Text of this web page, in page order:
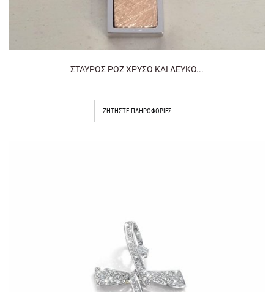
ΣΤΑΥΡΟΣ ΡΟΖ ΧΡΥΣΟ ΚΑΙ ΛΕΥΚΟ...
ΖΗΤΉΣΤΕ ΠΛΗΡΟΦΟΡΊΕΣ